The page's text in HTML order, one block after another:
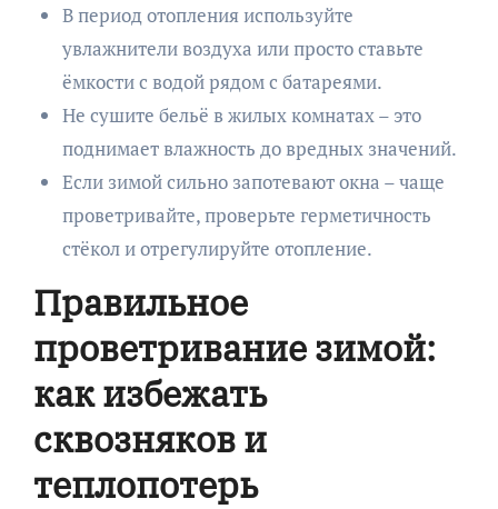
В период отопления используйте
увлажнители воздуха или просто ставьте
ёмкости с водой рядом с батареями.
Не сушите бельё в жилых комнатах – это
поднимает влажность до вредных значений.
Если зимой сильно запотевают окна – чаще
проветривайте, проверьте герметичность
стёкол и отрегулируйте отопление.
Правильное
проветривание зимой:
как избежать
сквозняков и
теплопотерь